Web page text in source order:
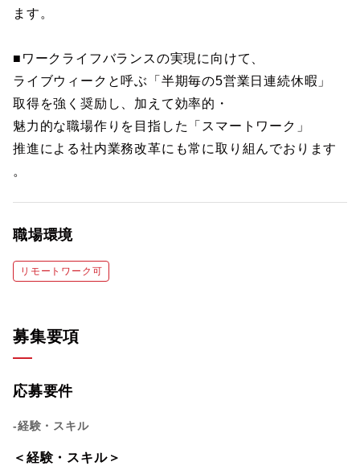
ます。
■ワークライフバランスの実現に向けて、
ライブウィークと呼ぶ「半期毎の5営業日連続休暇」
取得を強く奨励し、加えて効率的・
魅力的な職場作りを目指した「スマートワーク」
推進による社内業務改革にも常に取り組んでおります
。
職場環境
リモートワーク可
募集要項
応募要件
-経験・スキル
＜経験・スキル＞